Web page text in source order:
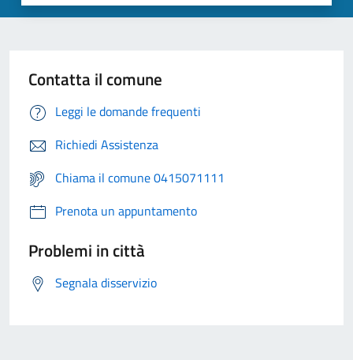
Contatta il comune
Leggi le domande frequenti
Richiedi Assistenza
Chiama il comune 0415071111
Prenota un appuntamento
Problemi in città
Segnala disservizio